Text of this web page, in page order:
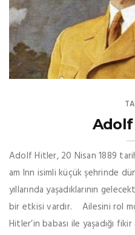
Adolf Hitler, 20 Nisan 1889
am Inn isimli küçük şehrinde
yıllarında yaşadıklarının
bir etkisi vardır. Ailesini rol
Hitler’in babası ile yaşadığı